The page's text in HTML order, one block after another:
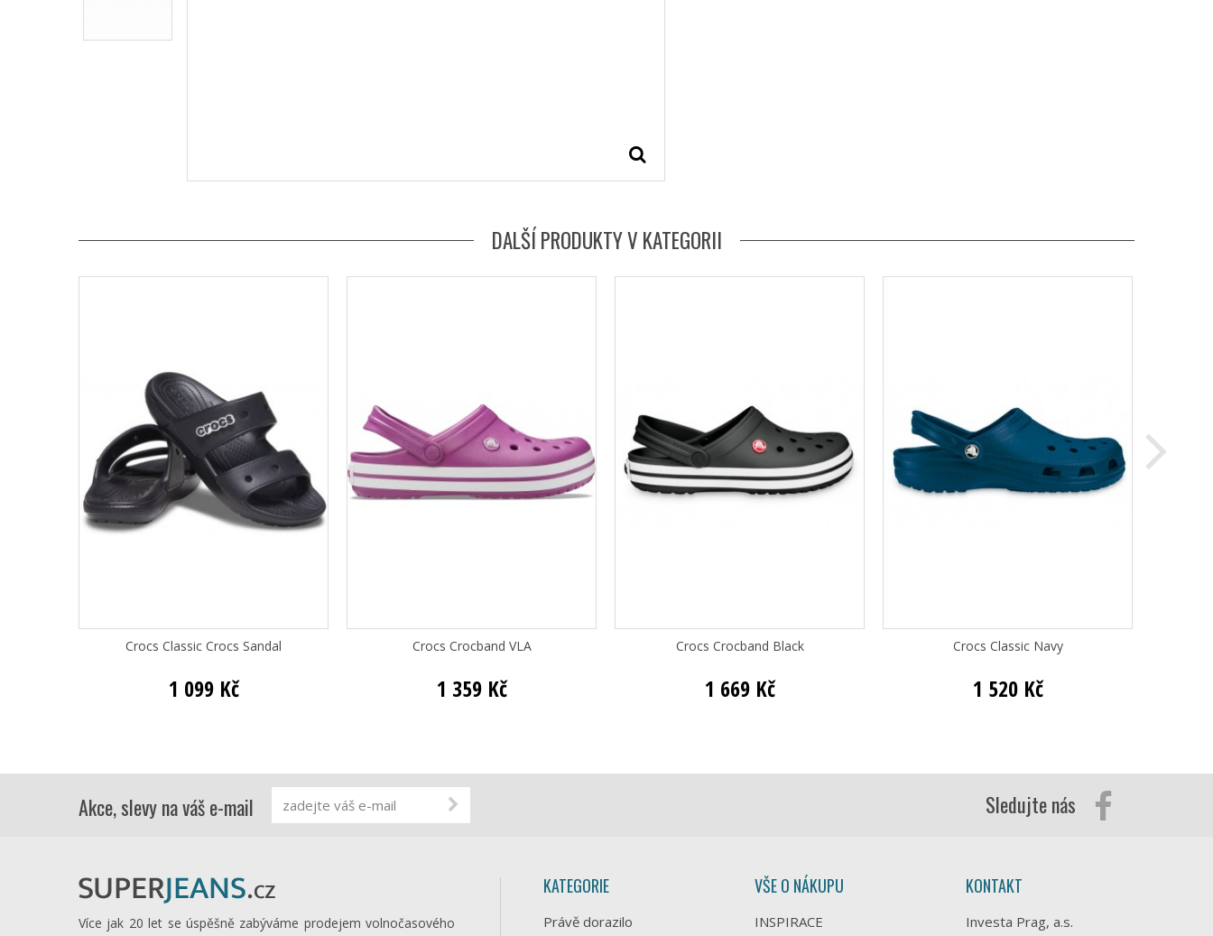
DALŠÍ PRODUKTY V KATEGORII
Crocs Classic Crocs Sandal
1 099 Kč
Crocs Crocband VLA
1 359 Kč
Crocs Crocband Black
1 669 Kč
Crocs Classic Navy
1 520 Kč
Akce, slevy na váš e-mail Sledujte nás
Více jak 20 let se úspěšně zabýváme prodejem volnočasového
KATEGORIE
Právě dorazilo
VŠE O NÁKUPU
INSPIRACE
KONTAKT
Investa Prag, a.s.